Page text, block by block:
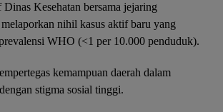
Kesehatan bersama jejaring
melaporkan nihil kasus aktif baru yang
WHO (<1 per 10.000 penduduk).
kemampuan daerah dalam
stigma sosial tinggi.